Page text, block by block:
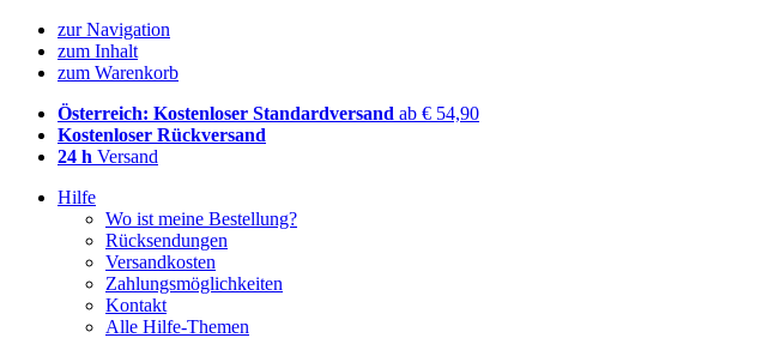
zur Navigation
zum Inhalt
zum Warenkorb
Österreich: Kostenloser Standardversand ab € 54,90
Kostenloser Rückversand
24 h Versand
Hilfe
Wo ist meine Bestellung?
Rücksendungen
Versandkosten
Zahlungsmöglichkeiten
Kontakt
Alle Hilfe-Themen